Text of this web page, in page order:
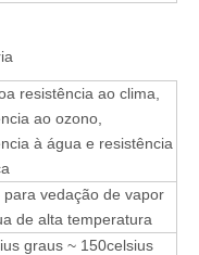
resistência ao clima,
ao ozono,
à água e resistência
para vedação de vapor
de alta temperatura
graus ~ 150celsius